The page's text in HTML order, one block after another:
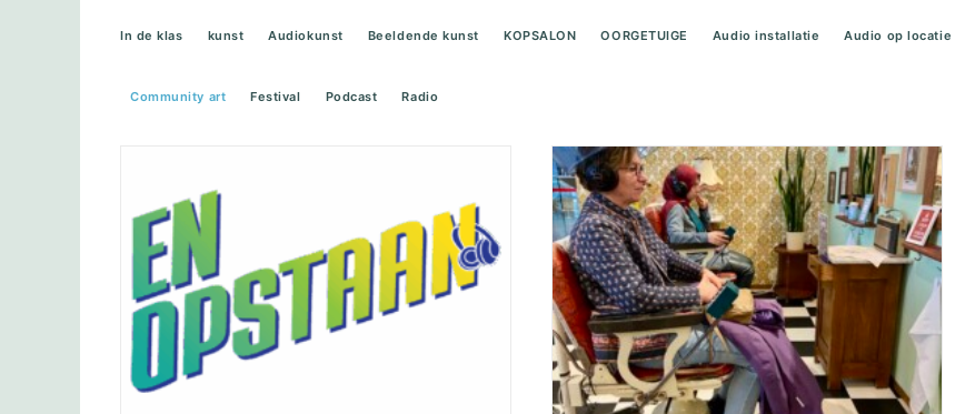
In de klas kunst Audiokunst Beeldende kunst KOPSALON OORGETUIGE Audio installatie Audio op locatie
Community art Festival Podcast Radio
Met EN OPSTAAN bouwt De Kopsalon
samen met inwoners van Heerlen aan
een nieuw verhaal over hun stad.
Audiotheater De Kopsalon voor
Hoofdzaken staat tijdens Boekenweek
2024 in Centre Ceramique in Maastricht
met verhalen over familie.